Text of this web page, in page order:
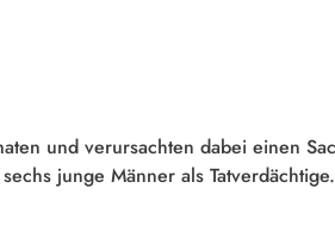
und verursachten dabei einen
junge Männer als Tatverdächtige.